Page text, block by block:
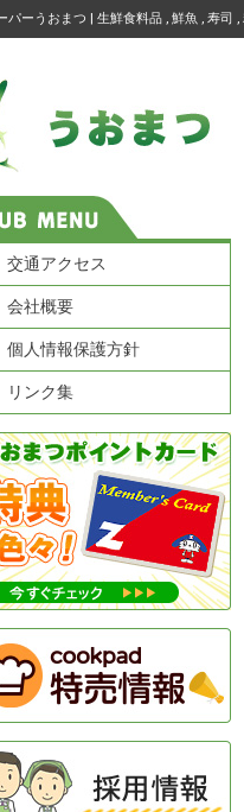
パーうおまつ | 生鮮食料品 , 鮮魚 , 寿司 ,
交通アクセス
会社概要
個人情報保護方針
リンク集